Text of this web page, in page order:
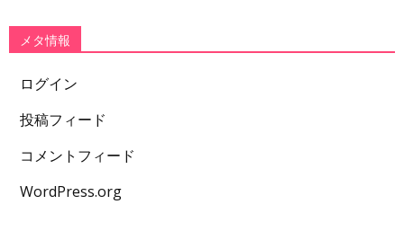
メタ情報
ログイン
投稿フィード
コメントフィード
WordPress.org